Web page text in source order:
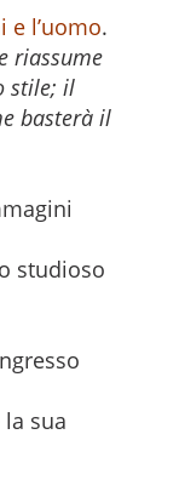
e l’uomo.
riassume
stile; il
basterà il
studioso
sua